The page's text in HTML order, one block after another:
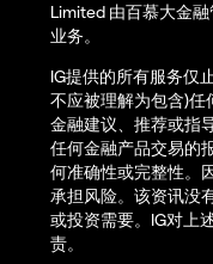
Limited 由百慕大金
业务。
IG提供的所有服务仅
不应被理解为包含)任
金融建议、推荐或指
任何金融产品交易的
何准确性或完整性。
承担风险。该资讯没
或投资需要。IG对上
责。